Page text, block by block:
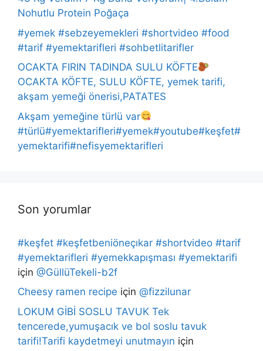
Nohutlu Protein Poğaça
#yemek #sebzeyemekleri #shortvideo #food
#tarif #yemektarifleri #sohbetlitarifler
OCAKTA FIRIN TADINDA SULU KÖFTE
OCAKTA KÖFTE, SULU KÖFTE, yemek tarifi,
akşam yemeği önerisi,PATATES
Akşam yemeğine türlü var
#türlü#yemektarifleri#yemek#youtube#keşfet#
yemektarifi#nefisyemektarifleri
Son yorumlar
#keşfet #keşfetbeniöneçıkar #shortvideo #tarif
#yemektarifleri #yemekkapışması #yemektarifi
için @GüllüTekeli-b2f
Cheesy ramen recipe için @fizzilunar
LOKUM GİBİ SOSLU TAVUK Tek
tencerede,yumuşacık ve bol soslu tavuk
tarifi!Tarifi kaydetmeyi unutmayın için